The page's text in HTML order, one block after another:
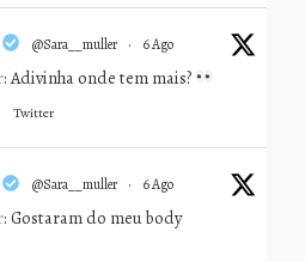
@sara__muller · 6 Ago
: Adivinha onde tem mais?
Twitter
@sara__muller · 6 Ago
: Gostaram do meu body